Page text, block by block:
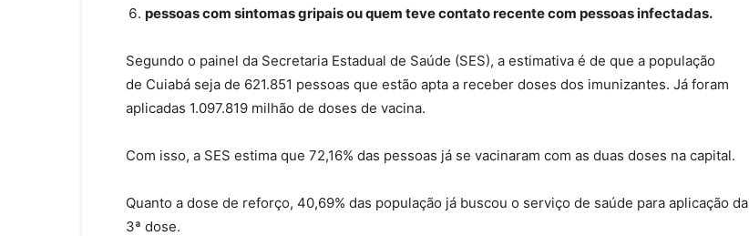
pessoas com sintomas gripais ou quem teve contato recente com pessoas infectadas.
Segundo o painel da Secretaria Estadual de Saúde (SES), a estimativa é de que a população
de Cuiabá seja de 621.851 pessoas que estão apta a receber doses dos imunizantes. Já foram
aplicadas 1.097.819 milhão de doses de vacina.
Com isso, a SES estima que 72,16% das pessoas já se vacinaram com as duas doses na capital.
Quanto a dose de reforço, 40,69% das população já buscou o serviço de saúde para aplicação da
3ª dose.